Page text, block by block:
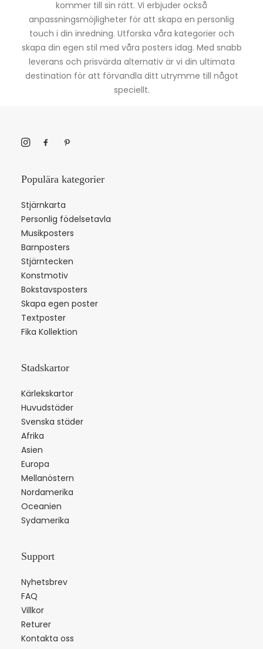
kommer till sin rätt. Vi erbjuder också
anpassningsmöjligheter för att skapa en personlig
touch i din inredning. Utforska våra kategorier och
skapa din egen stil med våra posters idag. Med snabb
leverans och prisvärda alternativ är vi din ultimata
destination för att förvandla ditt utrymme till något
speciellt.
Populära kategorier
Stjärnkarta
Personlig födelsetavla
Musikposters
Barnposters
Stjärntecken
Konstmotiv
Bokstavsposters
Skapa egen poster
Textposter
Fika Kollektion
Stadskartor
Kärlekskartor
Huvudstäder
Svenska städer
Afrika
Asien
Europa
Mellanöstern
Nordamerika
Oceanien
Sydamerika
Support
Nyhetsbrev
FAQ
Villkor
Returer
Kontakta oss